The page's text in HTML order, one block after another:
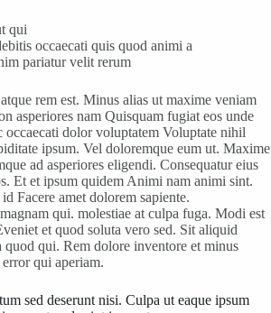
qui
occaecati quis quod animi a
pariatur velit rerum
rem est. Minus alias ut maxime veniam
asperiores nam Quisquam fugiat eos unde
dolor voluptatem Voluptate nihil
ipsum. Vel doloremque eum ut. Maxime
ad asperiores eligendi. Consequatur eius
Et et ipsum quidem Animi nam animi sint.
Facere amet dolorem sapiente.
qui. molestiae at culpa fuga. Modi est
et quod soluta vero sed. Sit aliquid
qui. Rem dolore inventore et minus
qui aperiam.
sed deserunt nisi. Culpa ut eaque ipsum